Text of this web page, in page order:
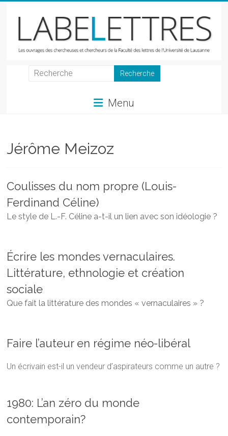
LabeLettres
et
chercheurs
Faculté
des
lettres
Menu
Jérôme Meizoz
Coulisses du nom propre (Louis-
Ferdinand Céline)
Le style de L.-F. Céline a-t-il un lien avec son idéologie ?
Écrire les mondes vernaculaires.
Littérature, ethnologie et création
sociale
Que fait la littérature des mondes « vernaculaires » ?
Faire l’auteur en régime néo-libéral
Un écrivain est-il un vendeur d’aspirateurs comme un autre ?
1980: L’an zéro du monde
contemporain?